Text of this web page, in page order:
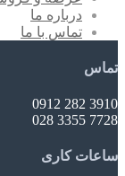
درباره ما
تماس با ما
تماس
3910 282 0912
7728 3355 028
ساعات کاری